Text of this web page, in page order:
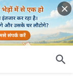
पूरी कर सकें